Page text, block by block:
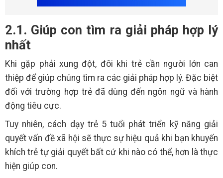
2.1. Giúp con tìm ra giải pháp hợp lý
nhất
Khi gặp phải xung đột, đôi khi trẻ cần người lớn can
thiệp để giúp chúng tìm ra các giải pháp hợp lý. Đặc biệt
đối với trường hợp trẻ đã dùng đến ngôn ngữ và hành
động tiêu cực.
Tuy nhiên, cách dạy trẻ 5 tuổi phát triển kỹ năng giải
quyết vấn đề xã hội sẽ thực sự hiệu quả khi bạn khuyến
khích trẻ tự giải quyết bất cứ khi nào có thể, hơn là thực
hiện giúp con.